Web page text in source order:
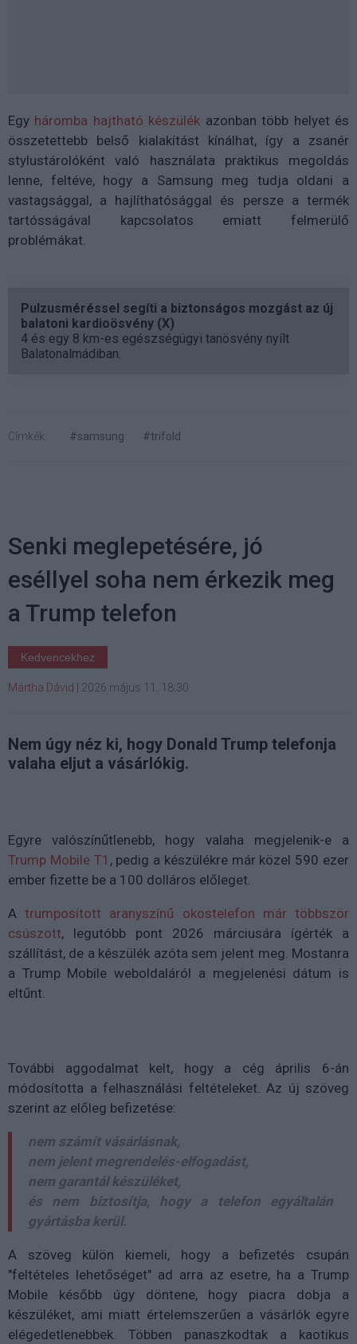
Egy háromba hajtható készülék azonban több helyet és
összetettebb belső kialakítást kínálhat, így a zsanér
stylustárolóként való használata praktikus megoldás
lenne, feltéve, hogy a Samsung meg tudja oldani a
vastagsággal, a hajlíthatósággal és persze a termék
tartósságával kapcsolatos emiatt felmerülő
problémákat.
Pulzusméréssel segíti a biztonságos mozgást az új
balatoni kardioösvény (X)
4 és egy 8 km-es egészségügyi tanösvény nyílt
Balatonalmádiban.
Címkék: #samsung #trifold
Senki meglepetésére, jó
eséllyel soha nem érkezik meg
a Trump telefon
Kedvencekhez
Mártha Dávid 2026 május 11. 18:30
Nem úgy néz ki, hogy Donald Trump telefonja
valaha eljut a vásárlókig.
Egyre valószínűtlenebb, hogy valaha megjelenik-e a
Trump Mobile T1 , pedig a készülékre már közel 590 ezer
ember fizette be a 100 dolláros előleget.
Atrumposított aranyszínű okostelefon már többször
csúszott, legutóbb pont 2026 márciusára ígérték a
szállítást, de a készülék azóta sem jelent meg. Mostanra
a Trump Mobile weboldaláról a megjelenési dátum is
eltűnt.
További aggodalmat kelt, hogy a cég április 6-án
módosította a felhasználási feltételeket. Az új szöveg
szerint az előleg befizetése:
nem számít vásárlásnak,
nem jelent megrendelés-elfogadást,
nem garantál készüléket,
és nem biztosítja, hogy a telefon egyáltalán
gyártásba kerül.
A szöveg külön kiemeli, hogy a befizetés csupán
"feltételes lehetőséget" ad arra az esetre, ha a Trump
Mobile később úgy döntene, hogy piacra dobja a
készüléket, ami miatt értelemszerűen a vásárlók egyre
elégedetlenebbek. Többen panaszkodtak a kaotikus